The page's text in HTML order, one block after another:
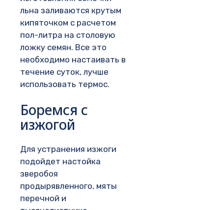
льна заливаются крутым
кипяточком с расчетом
пол-литра на столовую
ложку семян. Все это
необходимо настаивать в
течение суток, лучше
использовать термос.
Боремся с
изжогой
Для устранения изжоги
подойдет настойка
зверобоя
продырявленного, мяты
перечной и